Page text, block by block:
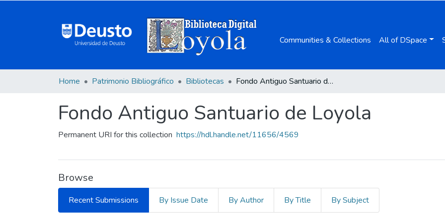
Communities & Collections All of DSpace
Home Patrimonio Bibliográfico Bibliotecas Fondo Antiguo Santuario de Loyola
Fondo Antiguo Santuario de Loyola
Permanent URI for this collection https://hdl.handle.net/11656/4569
Browse
Recent Submissions By Issue Date By Author By Title By Subject